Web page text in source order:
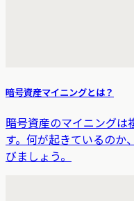
暗号資産マイニングとは？
暗号資産のマイニングは
す。何が起きているのか
びましょう。